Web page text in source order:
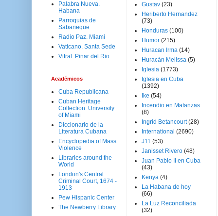
Palabra Nueva.
Habana
Parroquias de
Sabaneque
Radio Paz. Miami
Vaticano. Santa Sede
Vitral. Pinar del Rio
Académicos
Cuba Republicana
Cuban Heritage
Collection. University
of Miami
Diccionario de la
Literatura Cubana
Encyclopedia of Mass
Violence
Libraries around the
World
London's Central
Criminal Court, 1674 -
1913
Pew Hispanic Center
The Newberry Library
Gustav (23)
Heriberto Hernandez
(73)
Honduras (100)
Humor (215)
Huracan Irma (14)
Huracán Melissa (5)
Iglesia (1773)
Iglesia en Cuba
(1392)
Ike (54)
Incendio en Matanzas
(8)
Ingrid Betancourt (28)
International (2690)
J11 (53)
Janisset Rivero (48)
Juan Pablo II en Cuba
(43)
Kenya (4)
La Habana de hoy
(66)
La Luz Reconciliada
(32)